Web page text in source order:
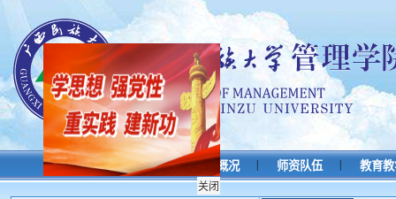
关闭
学校首页 首页 | 学院概况 师资队伍 教育